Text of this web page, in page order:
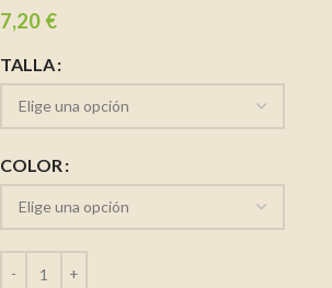
7,20 €
TALLA
COLOR